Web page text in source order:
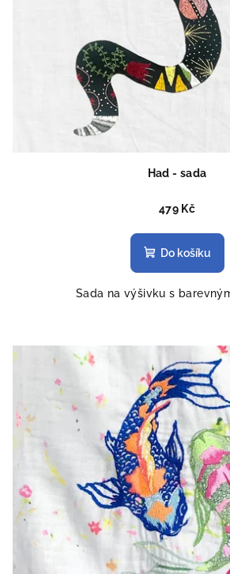
Had - sada
479 Kč
Do košíku
Sada na výšivku s